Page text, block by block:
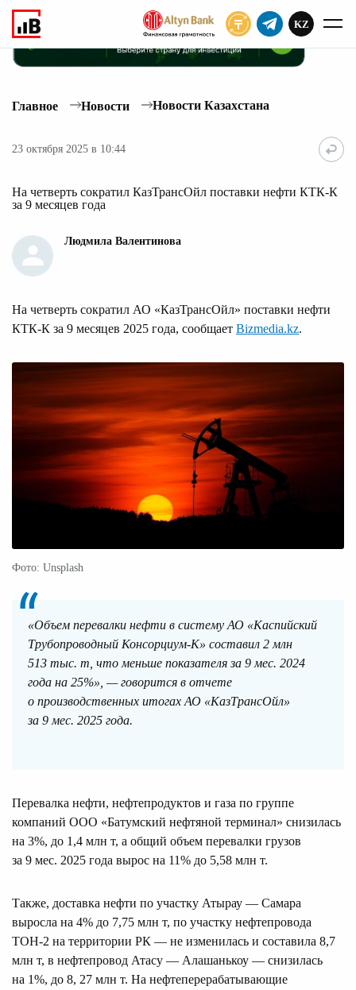
KZ
Главное Новости Новости Казахстана
23 октября 2025 в 10:44
На четверть сократил КазТрансОйл поставки нефти КТК-К
за 9 месяцев года
Людмила Валентинова
На четверть сократил АО «КазТрансОйл» поставки нефти
КТК-К за 9 месяцев 2025 года, сообщает Bizmedia.kz.
Фото: Unsplash
«Объем перевалки нефти в систему АО «Каспийский
Трубопроводный Консорциум-К» составил 2 млн
513 тыс. т, что меньше показателя за 9 мес. 2024
года на 25%», — говорится в отчете
о производственных итогах АО «КазТрансОйл»
за 9 мес. 2025 года.
Перевалка нефти, нефтепродуктов и газа по группе
компаний ООО «Батумский нефтяной терминал» снизилась
на 3%, до 1,4 млн т, а общий объем перевалки грузов
за 9 мес. 2025 года вырос на 11% до 5,58 млн т.
Также, доставка нефти по участку Атырау — Самара
выросла на 4% до 7,75 млн т, по участку нефтепровода
ТОН-2 на территории РК — не изменилась и составила 8,7
млн т, в нефтепровод Атасу — Алашанькоу — снизилась
на 1%, до 8, 27 млн т. На нефтеперерабатывающие